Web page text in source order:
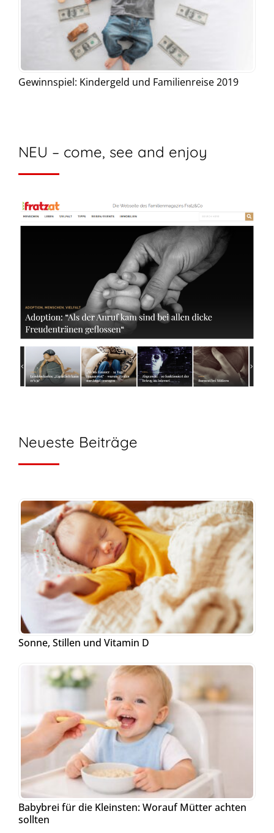
Gewinnspiel: Kindergeld und Familienreise 2019
NEU – come, see and enjoy
Neueste Beiträge
Sonne, Stillen und Vitamin D
Babybrei für die Kleinsten: Worauf Mütter achten
sollten